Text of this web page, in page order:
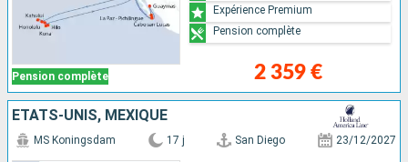
Pension complète 2 359 €
Expérience Premium
Pension complète
ÉTATS-UNIS, MEXIQUE
MS Koningsdam 17 j San Diego 23/12/2027